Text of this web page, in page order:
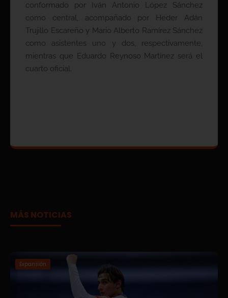
conformado por Iván Antonio López Sánchez
como central, acompañado por Heder Adán
Trujillo Escareño y Mario Alberto Ramírez Sánchez
como asistentes uno y dos, respectivamente,
mientras que Eduardo Reynoso Martínez será el
cuarto oficial.
MÁS NOTICIAS
Expansión